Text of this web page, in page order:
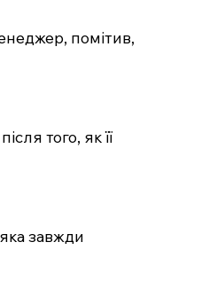
помітив,
того, як її
завжди